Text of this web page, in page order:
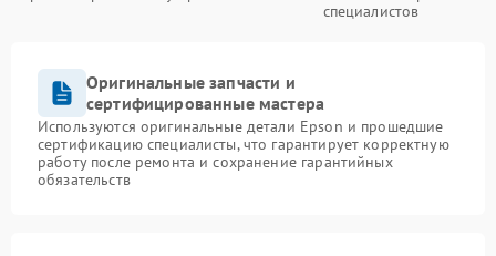
специалистов
Оригинальные запчасти и
сертифицированные мастера
Используются оригинальные детали Epson и прошедшие
сертификацию специалисты, что гарантирует корректную
работу после ремонта и сохранение гарантийных
обязательств